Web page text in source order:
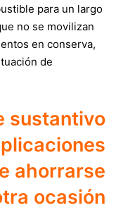
para un largo
no se movilizan
en conserva,
de
sustantivo
ahorrarse
ocasión